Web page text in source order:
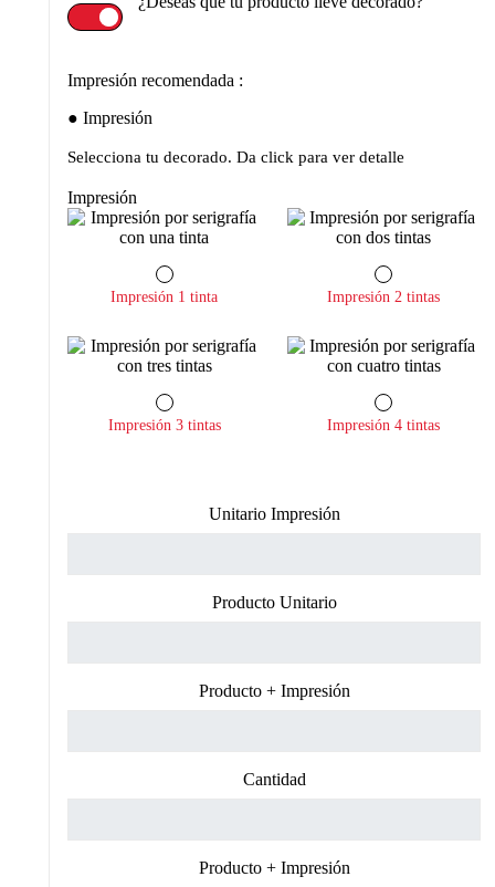
Impresión recomendada :
Impresión
Selecciona tu decorado. Da click para ver detalle
Impresión
Impresión 1 tinta Impresión 2 tintas
Impresión 3 tintas Impresión 4 tintas
Unitario Impresión
Producto Unitario
Producto + Impresión
Cantidad
Producto + Impresión